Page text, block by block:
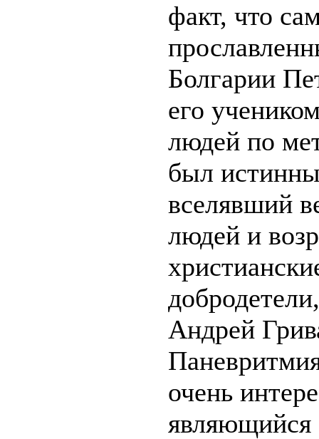
факт, что
Болгарии
его
людей по
был
вселявший
людей и
Андрей
очень
являющийся